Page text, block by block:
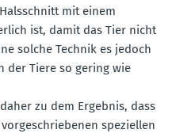
mit einem
ist, damit das Tier nicht
solche Technik es jedoch
der Tiere so gering wie
zu dem Ergebnis, dass
spezi­ellen